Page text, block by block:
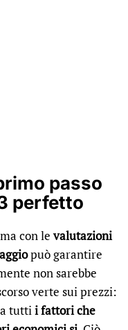
passo
perfetto
con levalutazioni
può garantire
non sarebbe
verte sui prezzi:
tuttii fattori che